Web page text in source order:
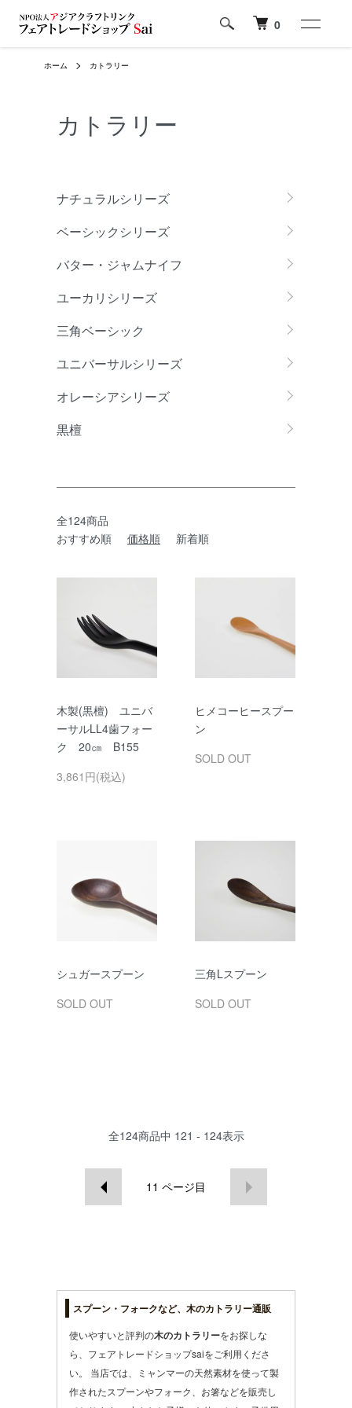
0
ホーム カトラリー
カトラリー
ナチュラルシリーズ
ベーシックシリーズ
バター・ジャムナイフ
ユーカリシリーズ
三角ベーシック
ユニバーサルシリーズ
オレーシアシリーズ
黒檀
全124商品
おすすめ順
価格順 新着順
木製(黒檀) ユニバ
ーサルLL4歯フォー
ク 20㎝ B155
3,861円(税込)
ヒメコーヒースプー
ン
SOLD OUT
シュガースプーン
SOLD OUT
三角Lスプーン
SOLD OUT
全124商品中 121 - 124表示
11 ページ目
スプーン・フォークなど、木のカトラリー通販
使いやすいと評判の木のカトラリーをお探しな
ら、フェアトレードショップsaiをご利用くださ
い。 当店では、ミャンマーの天然素材を使って製
作されたスプーンやフォーク お箸などを販売し